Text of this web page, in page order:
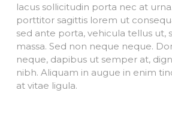
lacus sollicitudin porta nec at
porttitor sagittis lorem ut
sed ante porta, vehicula tellus ut,
massa. Sed non neque neque.
neque, dapibus ut semper at,
nibh. Aliquam in augue in enim
at vitae ligula.